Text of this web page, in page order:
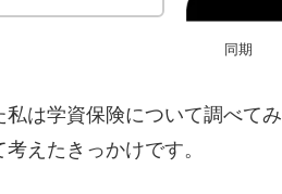
同期
は学資保険について調べてみ
えたきっかけです。